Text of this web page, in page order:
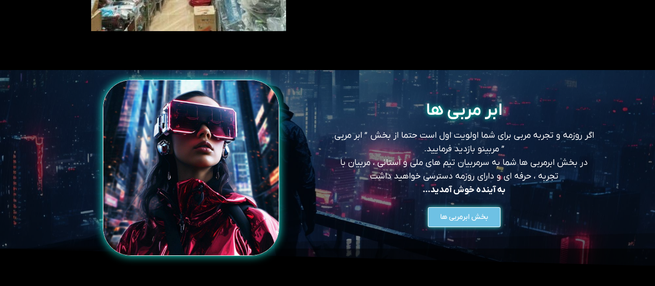
ابر مربی ها
اگر روزمه و تجربه مربی برای شما اولویت اول است حتما از بخش ” ابر مربی
” مربینو بازدید فرمایید.
در بخش ابرمربی ها شما به سرمربیان تیم های ملی و استانی ، مربیان با
تجربه ، حرفه ای و دارای روزمه دسترسی خواهید داشت
به آینده خوش آمدید…
بخش ابرمربی ها